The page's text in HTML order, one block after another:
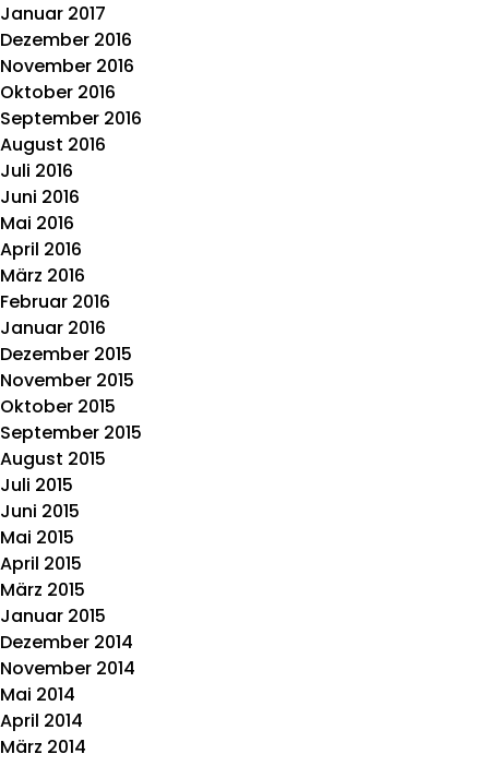
Januar 2017
Dezember 2016
November 2016
Oktober 2016
September 2016
August 2016
Juli 2016
Juni 2016
Mai 2016
April 2016
März 2016
Februar 2016
Januar 2016
Dezember 2015
November 2015
Oktober 2015
September 2015
August 2015
Juli 2015
Juni 2015
Mai 2015
April 2015
März 2015
Januar 2015
Dezember 2014
November 2014
Mai 2014
April 2014
März 2014